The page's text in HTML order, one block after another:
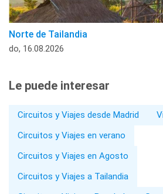
Norte de Tailandia
do, 16.08.2026
Le puede interesar
Circuitos y Viajes desde Madrid
Circuitos y Viajes en verano
Circuitos y Viajes en Agosto
Circuitos y Viajes a Tailandia